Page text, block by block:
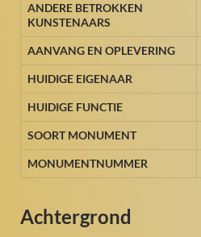
ANDERE BETROKKEN
KUNSTENAARS
AANVANG EN OPLEVERING
HUIDIGE EIGENAAR
HUIDIGE FUNCTIE
SOORT MONUMENT
MONUMENTNUMMER
Achtergrond